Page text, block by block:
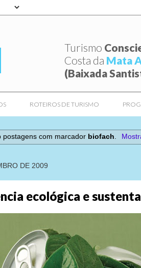
Turismo
Costa da Mata
(Baixada
ROTEIROS DE TURISMO
postagens com marcador biofach
DE 2009
ecológica e